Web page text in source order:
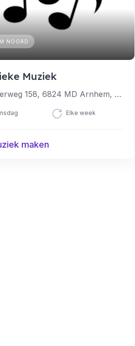
NOORD
Muziek
Velperweg 158, 6824 MD Arnhem, Nederland
Elke week
maken